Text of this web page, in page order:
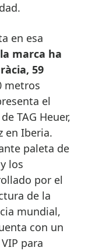
en esa
la marca ha
59
metros
el
TAG Heuer,
en Iberia.
paleta de
los
por el
de la
mundial,
con un
para